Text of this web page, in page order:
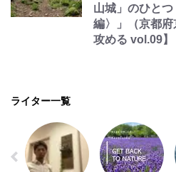
山城」のひと
編〉」（京都
攻める vol.09】
ライター一覧